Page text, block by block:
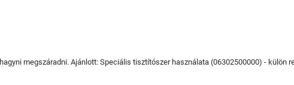
megszáradni. Ajánlott: Speciális tisztítószer használata (06302500000) - külön